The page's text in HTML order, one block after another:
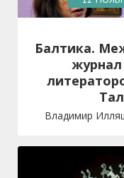
Балтика.
журнал
Владимир